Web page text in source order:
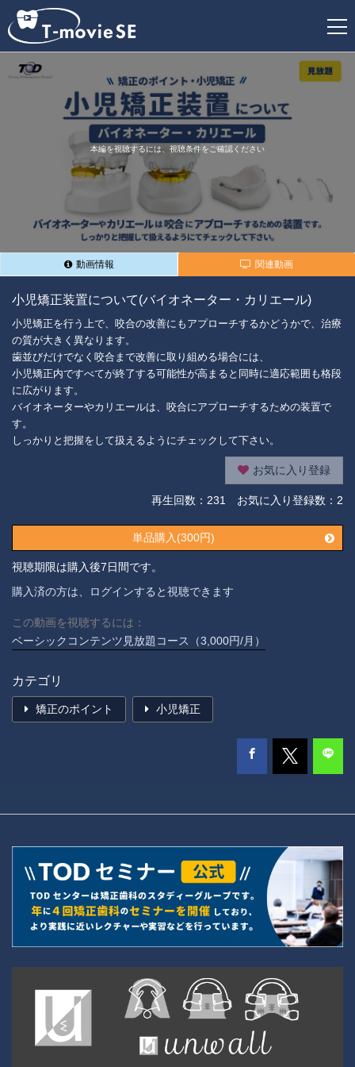
本編を視聴するには、視聴条件をご確認ください
動画情報 関連動画
小児矯正装置について(バイオネーター・カリエール)
小児矯正を行う上で、咬合の改善にもアプローチするかどうかで、治療
の質が大きく異なります。
歯並びだけでなく咬合まで改善に取り組める場合には、
小児矯正内ですべてが終了する可能性が高まると同時に適応範囲も格段
に広がります。
バイオネーターやカリエールは、咬合にアプローチするための装置で
す。
しっかりと把握をして扱えるようにチェックして下さい。
お気に入り登録
再生回数： 231 お気に入り登録数：2
単品購入(300円)
視聴期限は購入後7日間です。
購入済の方は、ログインすると視聴できます
この動画を視聴するには：
ベーシックコンテンツ見放題コース（3,000円/月）
カテゴリ
矯正のポイント 小児矯正